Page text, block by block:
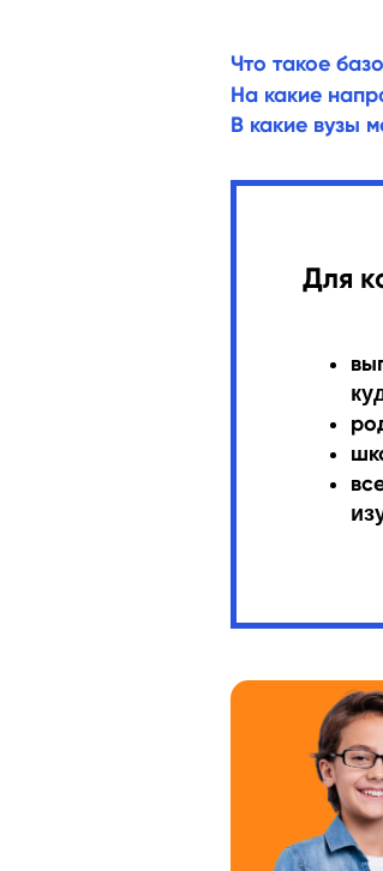
Что такое
На какие
В какие вузы
Для